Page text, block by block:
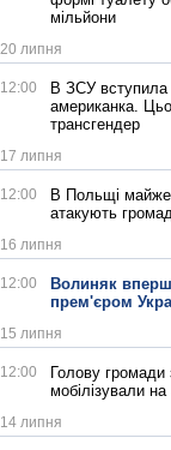
мільйони
20 липня
12:00
В ЗСУ вступила
американка.
трансгендер
17 липня
12:00
В Польщі
атакують
16 липня
12:00
Волиняк
прем'єром
15 липня
12:00
Голову
мобілізували на
14 липня